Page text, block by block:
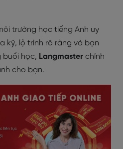
trường học tiếng Anh uy
kỹ, lộ trình rõ ràng và bạn
buổi học, Langmaster chính
cho bạn.